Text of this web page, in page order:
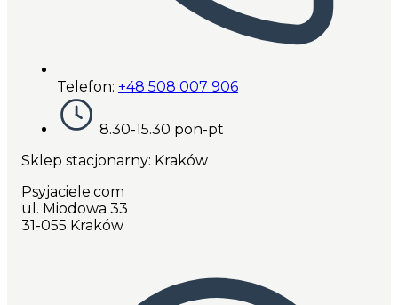
Telefon: +48 508 007 906
8.30-15.30 pon-pt
Sklep stacjonarny: Kraków
Psyjaciele.com
ul. Miodowa 33
31-055 Kraków